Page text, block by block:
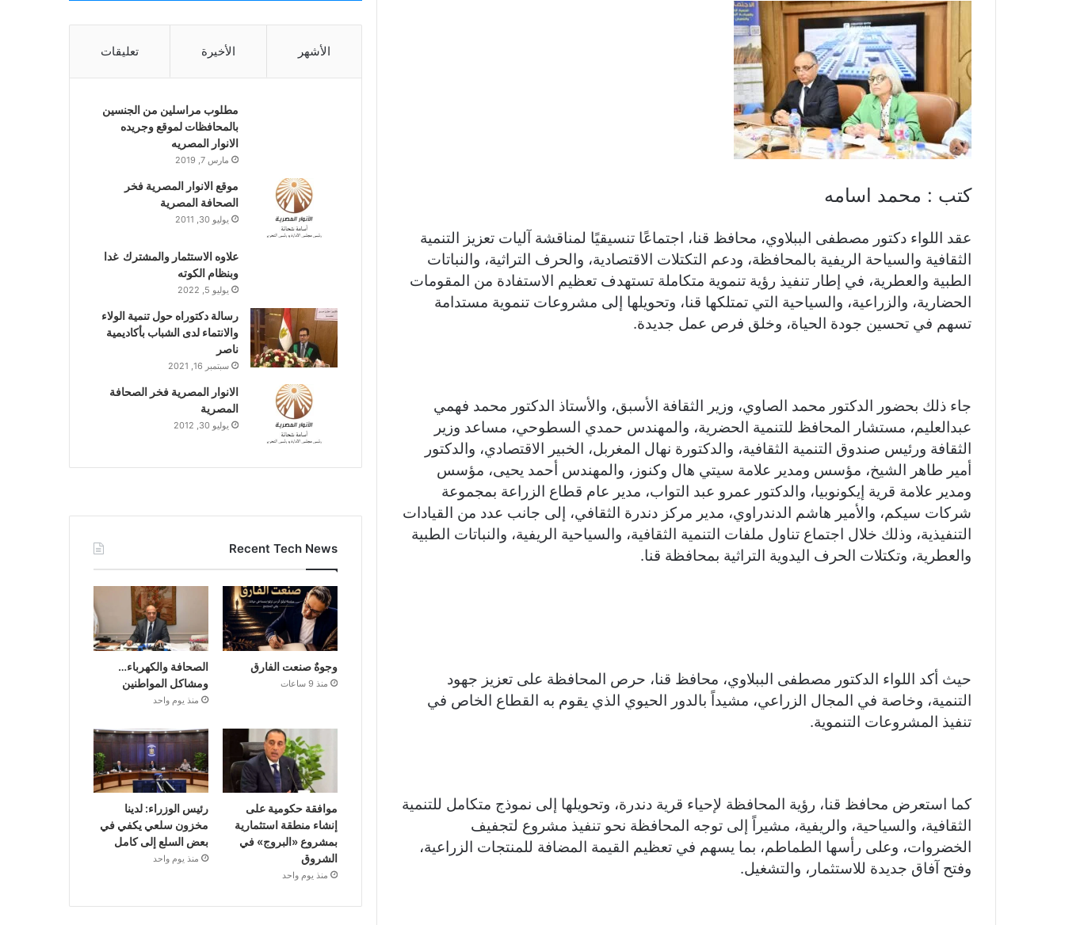
c
o
o
k
itt
er
at
s
A
p
p
s
s
e
n
g
er
p
y
Li
n
k
e
gr
a
m
er
كتب : محمد اسامه
عقد اللواء دكتور مصطفى الببلاوي، محافظ قنا، اجتماعًا تنسيقيًا لمناقشة آليات تعزيز التنمية
الثقافية والسياحة الريفية بالمحافظة، ودعم التكتلات الاقتصادية، والحرف التراثية، والنباتات
الطبية والعطرية، في إطار تنفيذ رؤية تنموية متكاملة تستهدف تعظيم الاستفادة من المقومات
الحضارية، والزراعية، والسياحية التي تمتلكها قنا، وتحويلها إلى مشروعات تنموية مستدامة
تسهم في تحسين جودة الحياة، وخلق فرص عمل جديدة.
جاء ذلك بحضور الدكتور محمد الصاوي، وزير الثقافة الأسبق، والأستاذ الدكتور محمد فهمي
عبدالعليم، مستشار المحافظ للتنمية الحضرية، والمهندس حمدي السطوحي، مساعد وزير
الثقافة ورئيس صندوق التنمية الثقافية، والدكتورة نهال المغربل، الخبير الاقتصادي، والدكتور
أمير طاهر الشيخ، مؤسس ومدير علامة سيتي هال وكنوز، والمهندس أحمد يحيى، مؤسس
ومدير علامة قرية إيكونوبيا، والدكتور عمرو عبد التواب، مدير عام قطاع الزراعة بمجموعة
شركات سيكم، والأمير هاشم الدندراوي، مدير مركز دندرة الثقافي، إلى جانب عدد من القيادات
التنفيذية، وذلك خلال اجتماع تناول ملفات التنمية الثقافية، والسياحية الريفية، والنباتات الطبية
والعطرية، وتكتلات الحرف اليدوية التراثية بمحافظة قنا.
حيث أكد اللواء الدكتور مصطفى الببلاوي، محافظ قنا، حرص المحافظة على تعزيز جهود
التنمية، وخاصة في المجال الزراعي، مشيداً بالدور الحيوي الذي يقوم به القطاع الخاص في
تنفيذ المشروعات التنموية.
كما استعرض محافظ قنا، رؤية المحافظة لإحياء قرية دندرة، وتحويلها إلى نموذج متكامل للتنمية
الثقافية، والسياحية، والريفية، مشيراً إلى توجه المحافظة نحو تنفيذ مشروع لتجفيف
الخضروات، وعلى رأسها الطماطم، بما يسهم في تعظيم القيمة المضافة للمنتجات الزراعية،
وفتح آفاق جديدة للاستثمار، والتشغيل.
الأشهر الأخيرة تعليقات
مطلوب مراسلين من الجنسين
بالمحافظات لموقع وجريده
الانوار المصريه
مارس 7, 2019
موقع الانوار المصرية فخر
الصحافة المصرية
يوليو 30, 2011
علاوه الاستثمار والمشترك غدا
وبنظام الكوته
يوليو 5, 2022
رسالة دكتوراه حول تنمية الولاء
والانتماء لدى الشباب بأكاديمية
ناصر
سبتمبر 16, 2021
الانوار المصرية فخر الصحافة
المصرية
يوليو 30, 2012
Recent Tech News
وجوهٌ صنعت الفارق
منذ 9 ساعات
الصحافة والكهرباء…
ومشاكل المواطنين
منذ يوم واحد
موافقة حكومية على
إنشاء منطقة استثمارية
بمشروع «البروج» في
الشروق
منذ يوم واحد
رئيس الوزراء: لدينا
مخزون سلعي يكفي في
بعض السلع إلى كامل
منذ يوم واحد